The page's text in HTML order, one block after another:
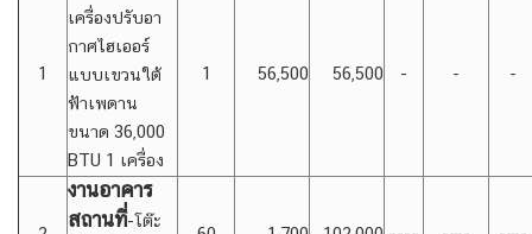
1
เครื่องปรับอา
กาศไฮเออร์
แบบเขวนใต้
ฟ้าเพดาน
ขนาด 36,000
BTU 1 เครื่อง
1 56,500 56,500 - - -
งานอาคาร
สถานที่-โต๊ะ